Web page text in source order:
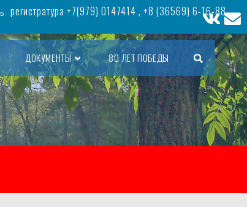
регистратура +7(979) 0147414 , +8 (36569) 6-16-88,
ДОКУМЕНТЫ 80 ЛЕТ ПОБЕДЫ ПЕРЕКЛЮЧИТЬ
ПОИСК
ПО